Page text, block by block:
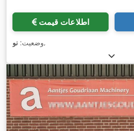
اطلاعات قیمت
وضعیت: نو ,